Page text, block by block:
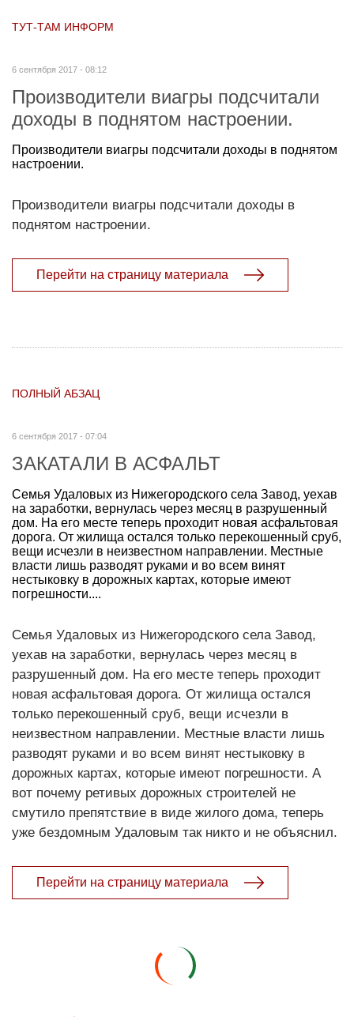
ТУТ-ТАМ ИНФОРМ
6 сентября 2017 - 08:12
Производители виагры подсчитали
доходы в поднятом настроении.
Производители виагры подсчитали доходы в поднятом
настроении.
Производители виагры подсчитали доходы в
поднятом настроении.
Перейти на страницу материала
ПОЛНЫЙ АБЗАЦ
6 сентября 2017 - 07:04
ЗАКАТАЛИ В АСФАЛЬТ
Семья Удаловых из Нижегородского села Завод, уехав
на заработки, вернулась через месяц в разрушенный
дом. На его месте теперь проходит новая асфальтовая
дорога. От жилища остался только перекошенный сруб,
вещи исчезли в неизвестном направлении. Местные
власти лишь разводят руками и во всем винят
нестыковку в дорожных картах, которые имеют
погрешности....
Семья Удаловых из Нижегородского села Завод,
уехав на заработки, вернулась через месяц в
разрушенный дом. На его месте теперь проходит
новая асфальтовая дорога. От жилища остался
только перекошенный сруб, вещи исчезли в
неизвестном направлении. Местные власти лишь
разводят руками и во всем винят нестыковку в
дорожных картах, которые имеют погрешности. А
вот почему ретивых дорожных строителей не
смутило препятствие в виде жилого дома, теперь
уже бездомным Удаловым так никто и не объяснил.
Перейти на страницу материала